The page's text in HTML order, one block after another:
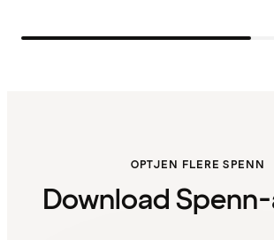
OPTJEN FLERE SPENN
Download